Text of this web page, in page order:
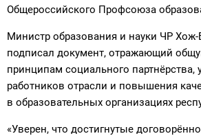
Общероссийского Профсоюза
Министр образования и науки ЧР Хож-
подписал документ, отражающий
принципам социального партнёрства,
работников отрасли и повышения
в образовательных организациях
«Уверен, что достигнутые